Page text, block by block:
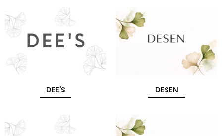
DEE'S DESEN